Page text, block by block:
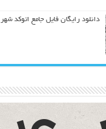
دانلود رایگان فایل جامع اتوکد